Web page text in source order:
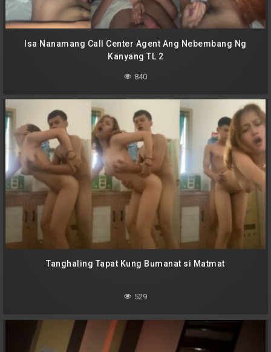
Isa Nanamang Call Center Agent Ang Nebembang Ng
Kanyang TL 2
840
Tanghaling Tapat Kung Bumanat si Matmat
529